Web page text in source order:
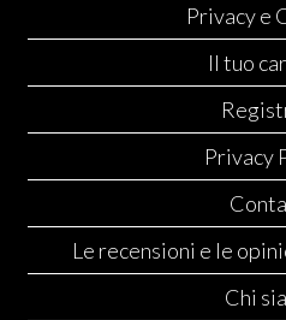
Privacy e
Il tuo
Privacy
Le recensioni e le
Chi